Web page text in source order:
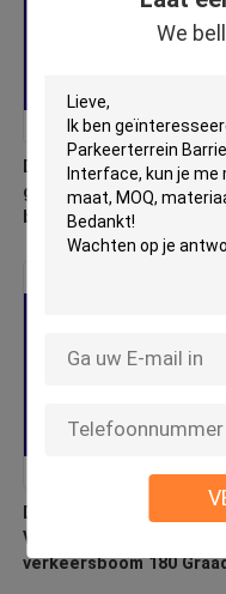
We
Durable Advertising
gate featuring 4.1
boom length and speed
adjustable between 4
De Poort van de het
Voertuigbarrière van de
verkeersboom 180